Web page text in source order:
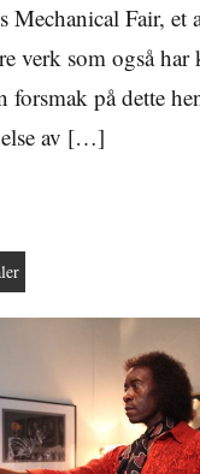
Mechanical Fair, et
verk som også har
forsmak på dette
av […]